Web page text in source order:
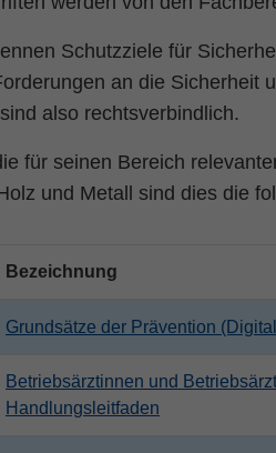
Schutzziele für
an die Sicherheit
also rechtsverbindlich.
für seinen Bereich
und Metall sind dies die
Bezeichnung
Grundsätze der Prävention
Betriebsärztinnen und
Handlungsleitfaden
fe_typo_user
TYPO3
Session
Dieses Cookie ist ein Standard-
Benutzer-Logins die Session ID
gewähren.
php
Cookie-Informationen